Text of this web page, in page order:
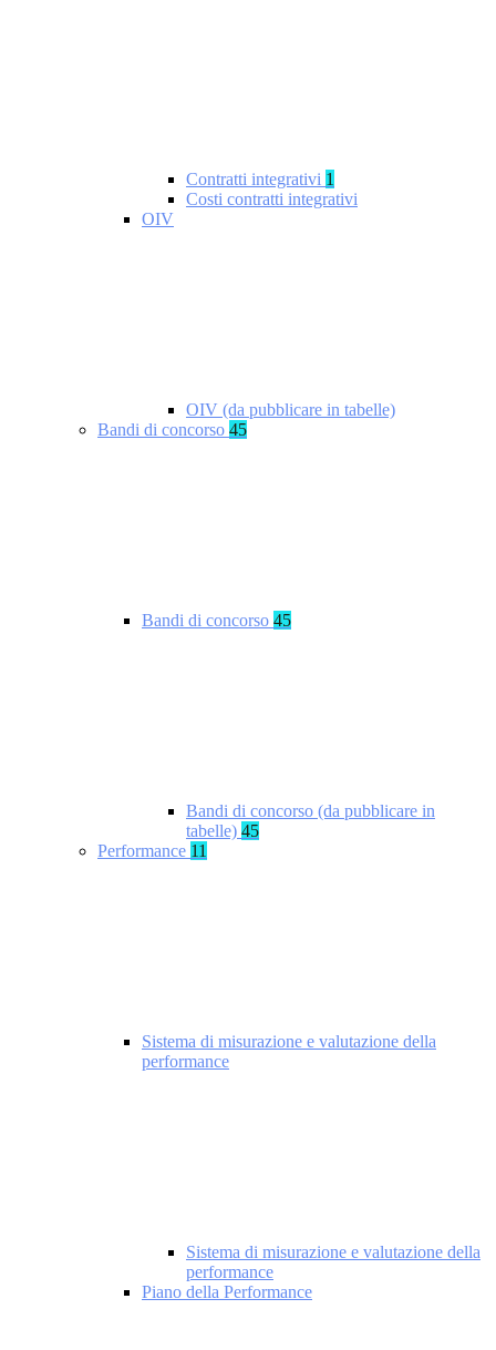
Contratti integrativi 1
Costi contratti integrativi
OIV
OIV (da pubblicare in tabelle)
Bandi di concorso 45
Bandi di concorso 45
Bandi di concorso (da pubblicare in
tabelle) 45
Performance 11
Sistema di misurazione e valutazione della
performance
Sistema di misurazione e valutazione della
performance
Piano della Performance